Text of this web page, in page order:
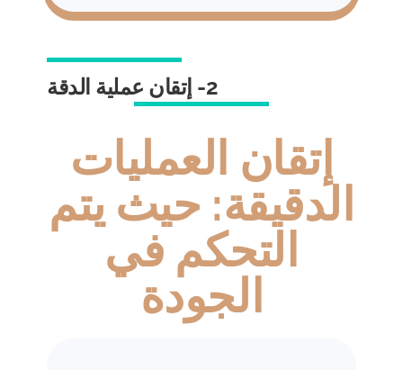
2- إتقان عملية الدقة
إتقان العمليات
الدقيقة: حيث يتم
التحكم في
الجودة